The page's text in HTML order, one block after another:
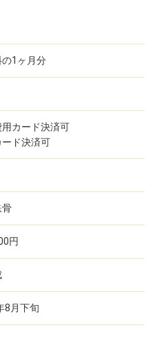
の1ヶ月分
カード決済可
ド決済可
骨
円
8月下旬